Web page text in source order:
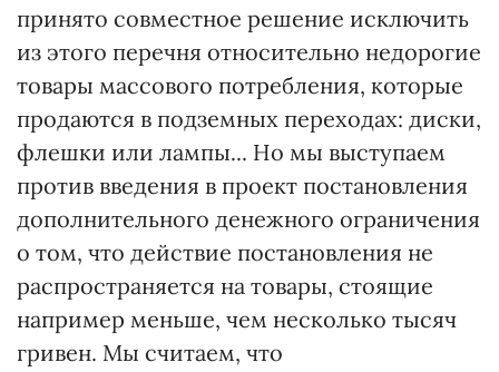
принято совместное решение исключить
из этого перечня относительно недорогие
товары массового потребления, которые
продаются в подземных переходах: диски,
флешки или лампы... Но мы выступаем
против введения в проект постановления
дополнительного денежного ограничения
о том, что действие постановления не
распространяется на товары, стоящие
например меньше, чем несколько тысяч
гривен. Мы считаем, что